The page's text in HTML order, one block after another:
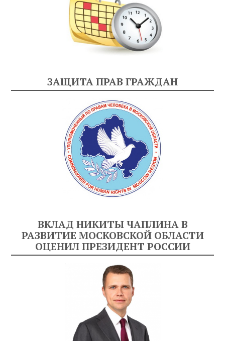
ЗАЩИТА ПРАВ ГРАЖДАН
ВКЛАД НИКИТЫ ЧАПЛИНА В
РАЗВИТИЕ МОСКОВСКОЙ ОБЛАСТИ
ОЦЕНИЛ ПРЕЗИДЕНТ РОССИИ